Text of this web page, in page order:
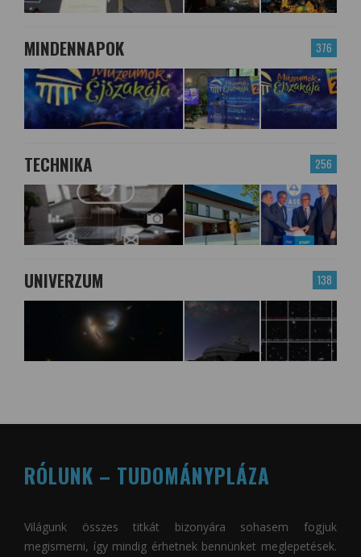
376
MINDENNAPOK
256
TECHNIKA
138
UNIVERZUM
RÓLUNK – TUDOMÁNYPLÁZA
Világunk összes titkát bizonyára sohasem fogjuk
megismerni, így mindig érhetnek bennünket meglepetések.